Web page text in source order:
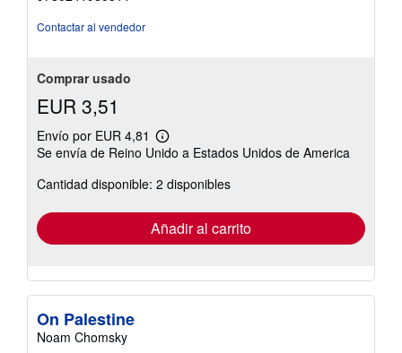
Contactar al vendedor
Comprar usado
EUR 3,51
Envío por EUR 4,81
Más
información
las
tarifas
envío
Se envía de Reino Unido a Estados Unidos de America
Cantidad disponible: 2 disponibles
Añadir al carrito
On Palestine
Noam Chomsky